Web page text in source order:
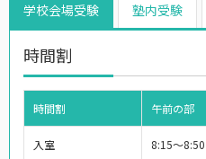
学校会場受験 塾内受験
時間割
時間割 午前の部
入室 8:15～8:50